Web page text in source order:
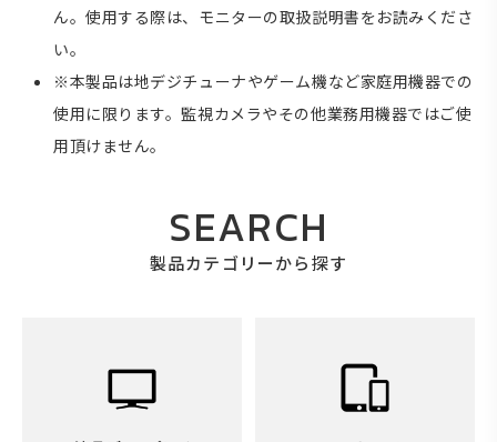
ん。使用する際は、モニターの取扱説明書をお読みくださ
い。
※本製品は地デジチューナやゲーム機など家庭用機器での
使用に限ります。監視カメラやその他業務用機器ではご使
用頂けません。
SEARCH
製品カテゴリーから探す